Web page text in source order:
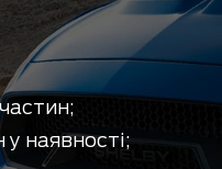
наявності;